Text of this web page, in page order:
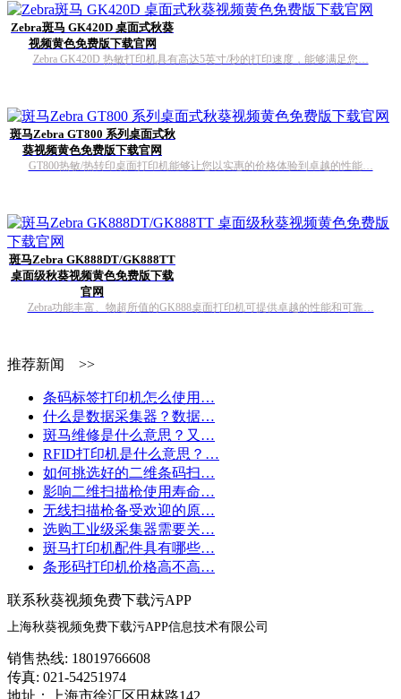
Zebra斑马 GK420D 桌面式秋葵
视频黄色免费版下载官网
Zebra GK420D 热敏打印机具有高达5英寸/秒的打印速度，能够满足您…
斑马Zebra GT800 系列桌面式秋
葵视频黄色免费版下载官网
GT800热敏/热转印桌面打印机能够让您以实惠的价格体验到卓越的性能…
斑马Zebra GK888DT/GK888TT
桌面级秋葵视频黄色免费版下载
官网
Zebra功能丰富、物超所值的GK888桌面打印机可提供卓越的性能和可靠…
推荐新闻 >>
条码标签打印机怎么使用…
什么是数据采集器？数据…
斑马维修是什么意思？又…
RFID打印机是什么意思？…
如何挑选好的二维条码扫…
影响二维扫描枪使用寿命…
无线扫描枪备受欢迎的原…
选购工业级采集器需要关…
斑马打印机配件具有哪些…
条形码打印机价格高不高…
联系秋葵视频免费下载污APP
上海秋葵视频免费下载污APP信息技术有限公司
销售热线: 18019766608
传真: 021-54251974